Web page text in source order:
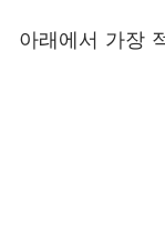
아래에서 가장